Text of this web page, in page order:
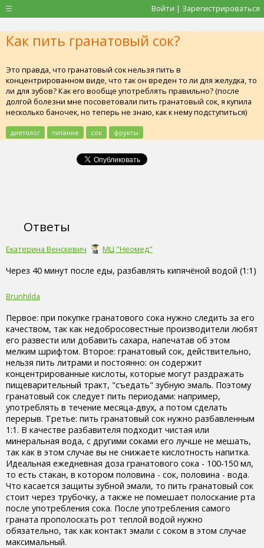
Войти | Зарегистрироваться
Как пить гранатовый сок?
Это правда, что гранатовый сок нельзя пить в
концентрированном виде, что так он вреден то ли для желудка, то
ли для зубов? Как его вообще употреблять правильно? (после
долгой болезни мне посоветовали пить гранатовый сок, я купила
несколько баночек, но теперь не знаю, как к нему подступиться)
диетолог питание сок фрукты
Ответы
Екатерина Венскевич МЦ "Неомед"
Через 40 минут после еды, разбавлять кипячёной водой (1:1)
Brunhilda
Первое: при покупке гранатового сока нужно следить за его
качеством, так как недобросовестные производители любят
его развести или добавить сахара, напечатав об этом
мелким шрифтом. Второе: гранатовый сок, действительно,
нельзя пить литрами и постоянно: он содержит
концентрированные кислоты, которые могут раздражать
пищеварительный тракт, "съедать" зубную эмаль. Поэтому
гранатовый сок следует пить периодами: например,
употреблять в течение месяца-двух, а потом сделать
перерыв. Третье: пить гранатовый сок нужно разбавленным
1:1. В качестве разбавителя подходит чистая или
минеральная вода, с другими соками его лучше не мешать,
так как в этом случае вы не снижаете кислотность напитка.
Идеальная ежедневная доза гранатового сока - 100-150 мл,
то есть стакан, в котором половина - сок, половина - вода.
Что касается защиты зубной эмали, то пить гранатовый сок
стоит через трубочку, а также не помешает полоскание рта
после употребления сока. После употребления самого
граната прополоскать рот теплой водой нужно
обязательно, так как контакт эмали с соком в этом случае
максимальный.